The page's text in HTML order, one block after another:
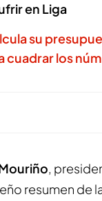
en Liga
su
cuadrar los
,
resumen de